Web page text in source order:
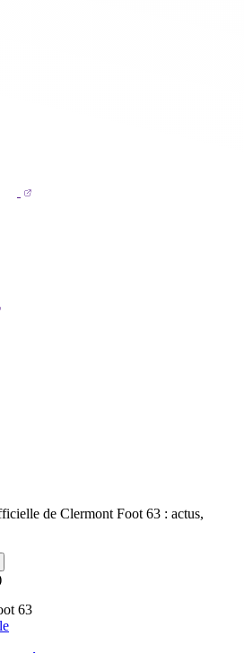
de Clermont Foot 63 : actus,
63